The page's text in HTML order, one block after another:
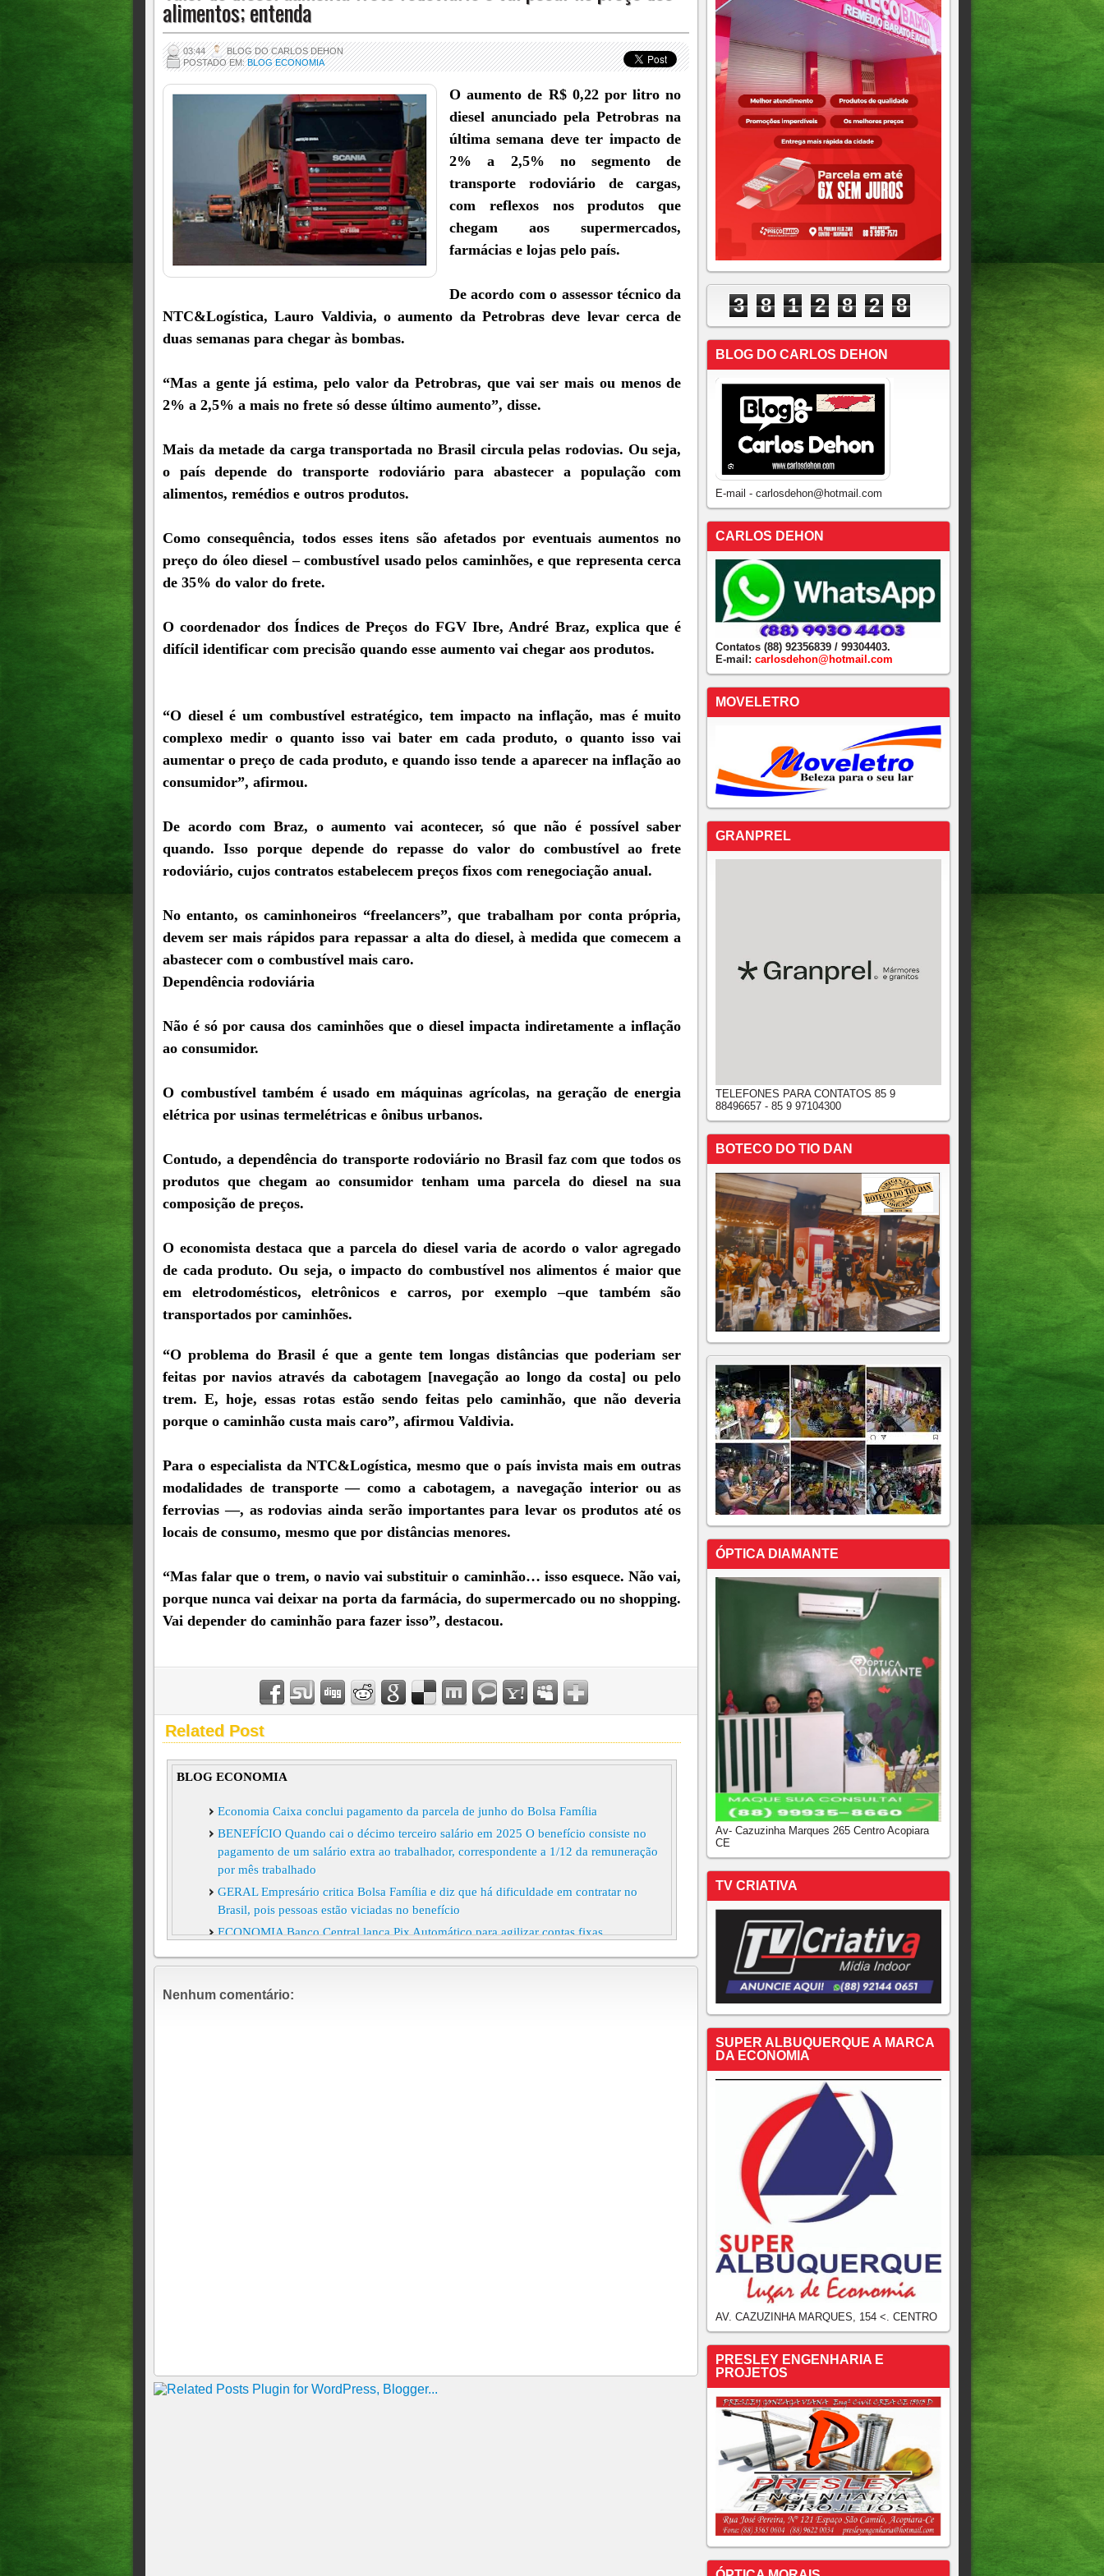
alimentos; entenda
03:44
BLOG DO CARLOS DEHON
POSTADO EM:BLOG ECONOMIA
O aumento de R$ 0,22 por litro no
diesel anunciado pela Petrobras na
última semana deve ter impacto de
2% a 2,5% no segmento de
transporte rodoviário de cargas,
com reflexos nos produtos que
chegam aos supermercados,
farmácias e lojas pelo país.
De acordo com o assessor técnico da
NTC&Logística, Lauro Valdivia, o aumento da Petrobras deve levar cerca de
duas semanas para chegar às bombas.
“Mas a gente já estima, pelo valor da Petrobras, que vai ser mais ou menos de
2% a 2,5% a mais no frete só desse último aumento”, disse.
Mais da metade da carga transportada no Brasil circula pelas rodovias. Ou seja,
o país depende do transporte rodoviário para abastecer a população com
alimentos, remédios e outros produtos.
Como consequência, todos esses itens são afetados por eventuais aumentos no
preço do óleo diesel – combustível usado pelos caminhões, e que representa cerca
de 35% do valor do frete.
O coordenador dos Índices de Preços do FGV Ibre, André Braz, explica que é
difícil identificar com precisão quando esse aumento vai chegar aos produtos.
“O diesel é um combustível estratégico, tem impacto na inflação, mas é muito
complexo medir o quanto isso vai bater em cada produto, o quanto isso vai
aumentar o preço de cada produto, e quando isso tende a aparecer na inflação ao
consumidor”, afirmou.
De acordo com Braz, o aumento vai acontecer, só que não é possível saber
quando. Isso porque depende do repasse do valor do combustível ao frete
rodoviário, cujos contratos estabelecem preços fixos com renegociação anual.
No entanto, os caminhoneiros “freelancers”, que trabalham por conta própria,
devem ser mais rápidos para repassar a alta do diesel, à medida que comecem a
abastecer com o combustível mais caro.
Dependência rodoviária
Não é só por causa dos caminhões que o diesel impacta indiretamente a inflação
ao consumidor.
O combustível também é usado em máquinas agrícolas, na geração de energia
elétrica por usinas termelétricas e ônibus urbanos.
Contudo, a dependência do transporte rodoviário no Brasil faz com que todos os
produtos que chegam ao consumidor tenham uma parcela do diesel na sua
composição de preços.
O economista destaca que a parcela do diesel varia de acordo o valor agregado
de cada produto. Ou seja, o impacto do combustível nos alimentos é maior que
em eletrodomésticos, eletrônicos e carros, por exemplo –que também são
transportados por caminhões.
“O problema do Brasil é que a gente tem longas distâncias que poderiam ser
feitas por navios através da cabotagem [navegação ao longo da costa] ou pelo
trem. E, hoje, essas rotas estão sendo feitas pelo caminhão, que não deveria
porque o caminhão custa mais caro”, afirmou Valdivia.
Para o especialista da NTC&Logística, mesmo que o país invista mais em outras
modalidades de transporte — como a cabotagem, a navegação interior ou as
ferrovias —, as rodovias ainda serão importantes para levar os produtos até os
locais de consumo, mesmo que por distâncias menores.
“Mas falar que o trem, o navio vai substituir o caminhão… isso esquece. Não vai,
porque nunca vai deixar na porta da farmácia, do supermercado ou no shopping.
Vai depender do caminhão para fazer isso”, destacou.
Related Post
BLOG ECONOMIA
Economia Caixa conclui pagamento da parcela de junho do Bolsa Família
BENEFÍCIO Quando cai o décimo terceiro salário em 2025 O benefício consiste no
pagamento de um salário extra ao trabalhador, correspondente a 1/12 da remuneração
por mês trabalhado
GERAL Empresário critica Bolsa Família e diz que há dificuldade em contratar no
Brasil, pois pessoas estão viciadas no benefício
ECONOMIA Banco Central lança Pix Automático para agilizar contas fixas
Economia Aposentados do INSS que ganham mais que o mínimo começam a receber
Economia Começa nesta quinta pagamento especial do saque-aniversário do FGTS
Copom decidiu manter a Selic em 13,75% ao ano, apesar das pressões do governo
Nenhum comentário:
3 8 1 2 8 2 8
BLOG DO CARLOS DEHON
E-mail - carlosdehon@hotmail.com
CARLOS DEHON
Contatos (88) 92356839 / 99304403.
E-mail: carlosdehon@hotmail.com
MOVELETRO
GRANPREL
TELEFONES PARA CONTATOS 85 9
88496657 - 85 9 97104300
BOTECO DO TIO DAN
ÓPTICA DIAMANTE
Av- Cazuzinha Marques 265 Centro Acopiara
CE
TV CRIATIVA
SUPER ALBUQUERQUE A MARCA
DA ECONOMIA
AV. CAZUZINHA MARQUES, 154 <. CENTRO
PRESLEY ENGENHARIA E
PROJETOS